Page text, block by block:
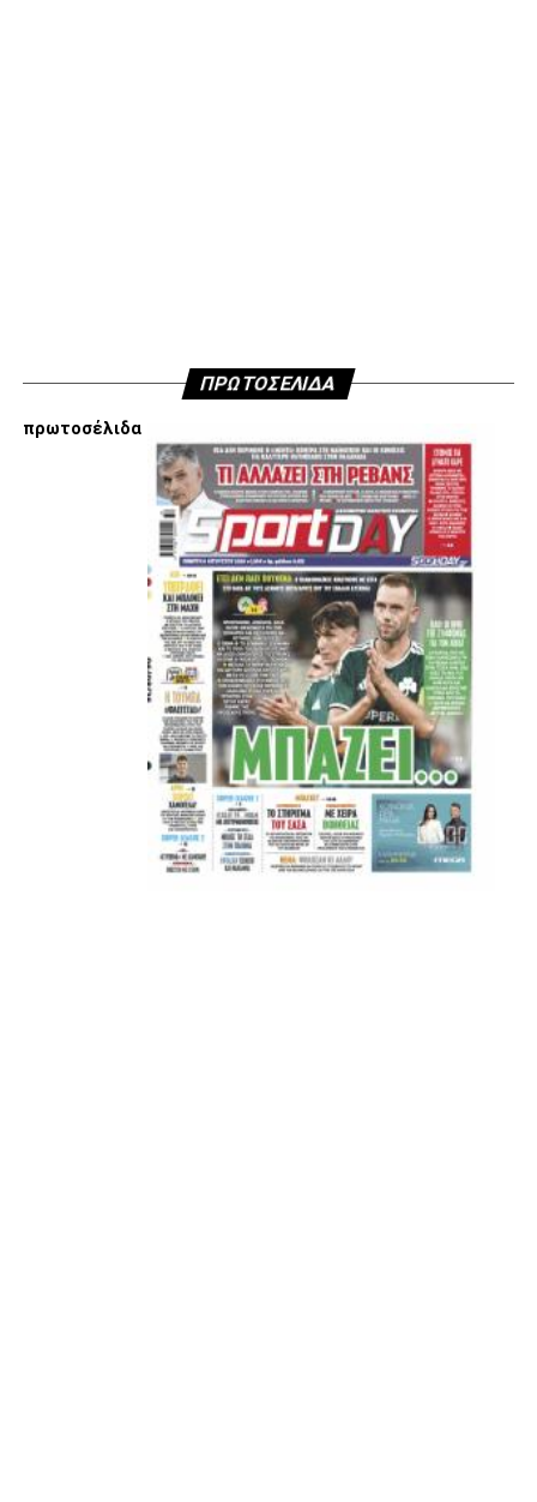
Εμείς είμαστε μόνο Π.Α.Ο.Κ.
Μόνο τα 4 γράμματα έχουν σημασία για εμάς και
ΚΑΝΕΝΑΣ δεν είναι πάνω απο αυτά τα ιερά γράμματα.
ADVERTISEMENT
ΑΜΠΑΛΑΕΑ, ΜΑΚΕΔΟΝΕΣ, ΤΟΥΜΠΑ, #031#
ΠΡΩΤΟΣΕΛΙΔΑ
πρωτοσέλιδα